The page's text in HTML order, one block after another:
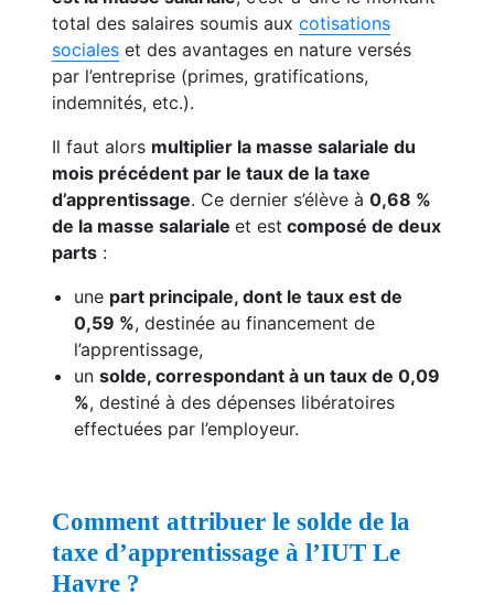
total des salaires soumis auxcotisations
sociales et des avantages en nature versés
par l’entreprise (primes, gratifications,
indemnités, etc.).
Il faut alors multiplier la masse salariale du
mois précédent par le taux de la taxe
d’apprentissage. Ce dernier s’élève à0,68 %
de la masse salarialeet est composé de deux
parts :
une part principale, dont le taux est de
0,59 %, destinée au financement de
l’apprentissage,
unsolde, correspondant à un taux de 0,09
%, destiné à des dépenses libératoires
effectuées par l’employeur.
Comment attribuer le solde de la
taxe d’apprentissage à l’IUT Le
Havre ?